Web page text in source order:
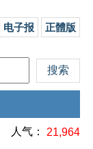
电子报 正體版
人气： 21,964